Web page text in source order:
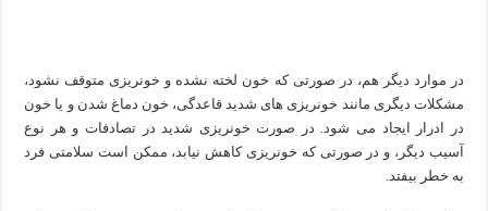
در موارد دیگر هم، در صورتی که خون لخته نشده و خونریزی متوقف نشود،
مشکلات دیگری مانند خونریزی های شدید قاعدگی، خون دماغ شدن و یا خون
در ادرار ایجاد می شود. در صورت خونریزی شدید در تصادفات و هر نوع
آسیب دیگر، و در صورتی که خونریزی کاهش نیابد، ممکن است سلامتی فرد
به خطر بیفتد.